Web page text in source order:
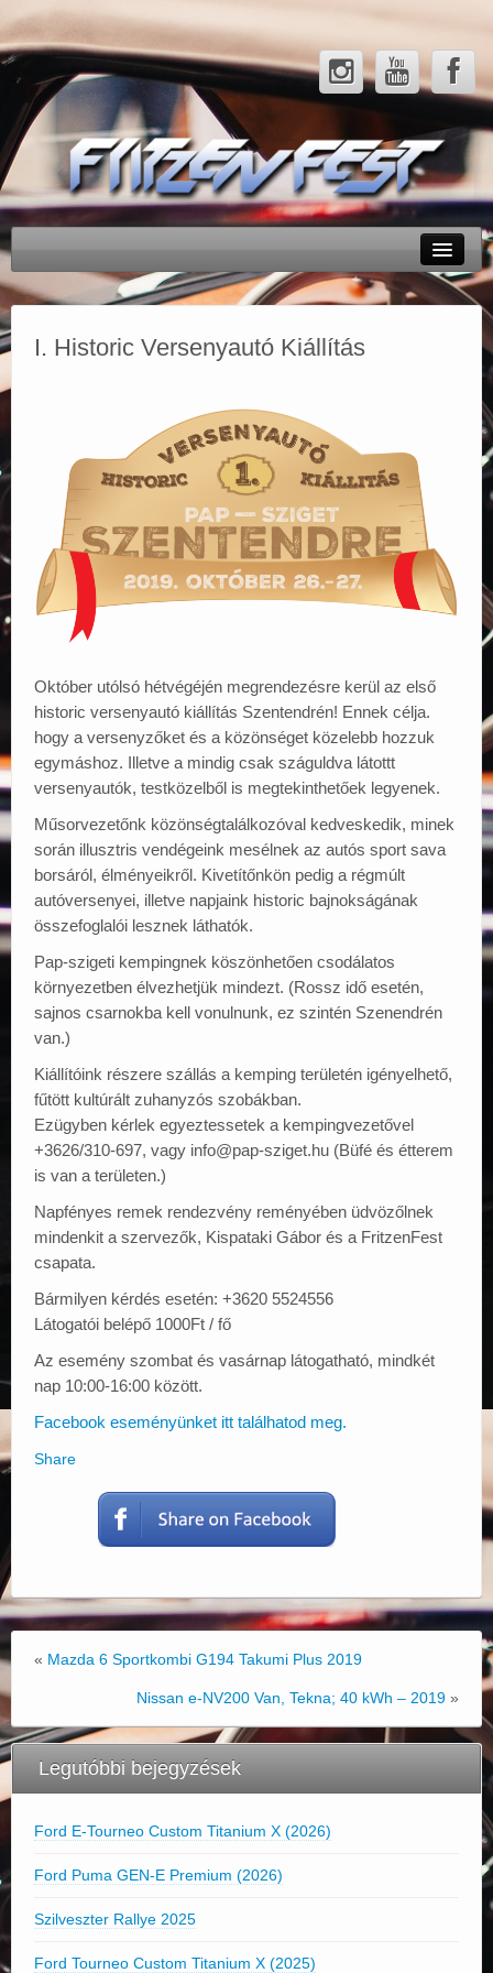
Rendezvényeink
Tesztek
Partnerek
Elérhetőségek
I. Historic Versenyautó Kiállítás
Október utólsó hétvégéjén megrendezésre kerül az első
historic versenyautó kiállítás Szentendrén! Ennek célja.
hogy a versenyzőket és a közönséget közelebb hozzuk
egymáshoz. Illetve a mindig csak száguldva látottt
versenyautók, testközelből is megtekinthetőek legyenek.
Műsorvezetőnk közönségtalálkozóval kedveskedik, minek
során illusztris vendégeink mesélnek az autós sport sava
borsáról, élményeikről. Kivetítőnkön pedig a régmúlt
autóversenyei, illetve napjaink historic bajnokságának
összefoglalói lesznek láthatók.
Pap-szigeti kempingnek köszönhetően csodálatos
környezetben élvezhetjük mindezt. (Rossz idő esetén,
sajnos csarnokba kell vonulnunk, ez szintén Szenendrén
van.)
Kiállítóink részere szállás a kemping területén igényelhető,
fűtött kultúrált zuhanyzós szobákban.
Ezügyben kérlek egyeztessetek a kempingvezetővel
+3626/310-697, vagy info@pap-sziget.hu (Büfé és étterem
is van a területen.)
Napfényes remek rendezvény reményében üdvözőlnek
mindenkit a szervezők, Kispataki Gábor és a FritzenFest
csapata.
Bármilyen kérdés esetén: +3620 5524556
Látogatói belépő 1000Ft / fő
Az esemény szombat és vasárnap látogatható, mindkét
nap 10:00-16:00 között.
Facebook eseményünket itt találhatod meg.
Share
« Mazda 6 Sportkombi G194 Takumi Plus 2019
Nissan e-NV200 Van, Tekna; 40 kWh – 2019 »
Legutóbbi bejegyzések
Ford E-Tourneo Custom Titanium X (2026)
Ford Puma GEN-E Premium (2026)
Szilveszter Rallye 2025
Ford Tourneo Custom Titanium X (2025)